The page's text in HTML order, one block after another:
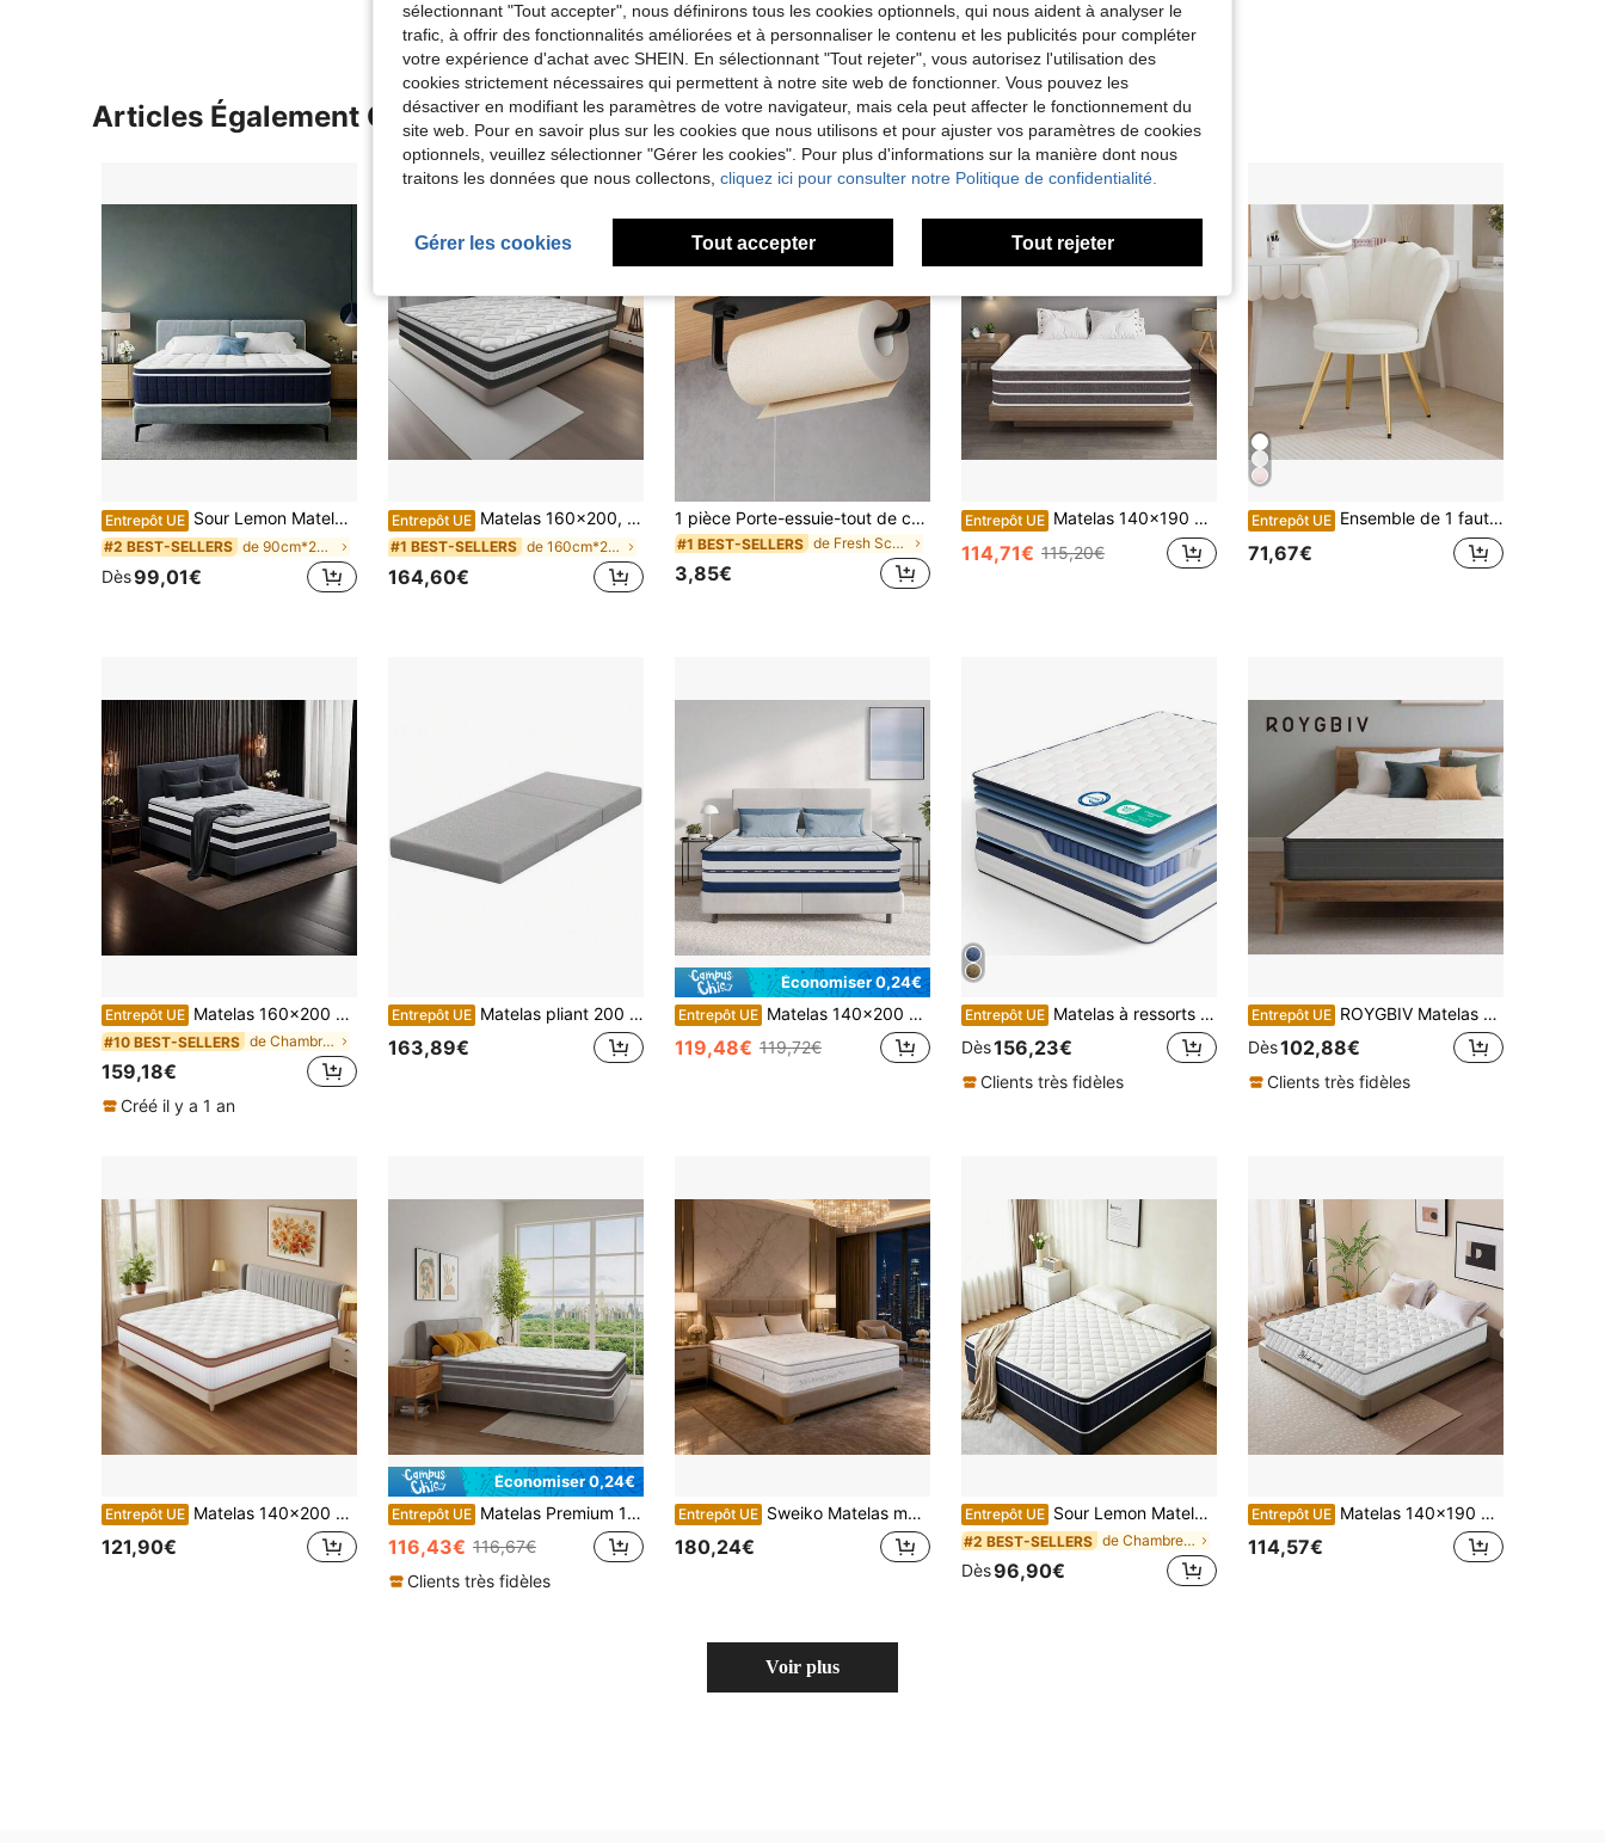
Articles Également Consultés
Entrepôt UE Sour Lemon Matelas 140x200 cm - Matelas à ressorts 25 cm | Respirant avec mousse à mémoire de forme | Antibactérien et anti-acariens | Prix abordable
#2 BEST-SELLERS de 90cm*200cm Meubles de chambre à coucher
Dès99,01€
Entrepôt UE Matelas 160x200, Matelas 2 Personnes, Ressorts Ensachés et Mousse à Mémoire de Forme, 8 Zones, Soutien Parfait, Ergonomique, Ép 28 cm
#1 BEST-SELLERS de 160cm*200cm Meubles de chambre à coucher
164,60€
1 pièce Porte-essuie-tout de cuisine moderne - Distributeur de rouleau suspendu sous le meuble, support de rangement vertical gain de place, design de montage mural auto-adhésif, structure en plastique durable, accessoire de salle de bain, convient pour un usage commercial et résidentiel, essentiel pour les petits appartements, minimaliste
#1 BEST-SELLERS de Fresh School Living Stockage de tissus
3,85€
Entrepôt UE Matelas 140x190 cm, Matelas à Ressorts Ensachés et à Mémoire de Forme, Épais 30 cm, 10 Zones Ergonomique, Certifié Oeko-Tex, Hypoallergénique, Respirant, Durable, Convient à Toutes les Saisons
114,71€ 115,20€
Entrepôt UE Ensemble de 1 fauteuil en velours coque en velours doux en velours avec pieds en métal doré pour salon, chambre, coiffeuse
71,67€
Entrepôt UE Matelas 160x200 Matelas de luxe 7 zones Matelas à ressorts Matelas grand confort avec couche de mousse - H3 Mi-ferme 26 cm de hauteur
#10 BEST-SELLERS de Chambre à coucher Matelas
159,18€
Créé il y a 1 an
Entrepôt UE Matelas pliant 200 x 90 cm, matelas pliable de 15 cm, matelas de sol portable avec housse lavable, certifié Oeko-Tex
163,89€
Économiser 0,24€
Entrepôt UE Matelas 140x200 cm, Epaisseur 30 cm, Matelas à Ressorts Ensachés, Mousse à Mémoire de Forme, Dureté Moyenne H3, Soutien 7 Zones, Respirant et Doux Pour la Peau
119,48€ 119,72€
Entrepôt UE Matelas à ressorts ensachés ROYGBIV MT03 25 cm H3, matelas orthopédique 7 zones ergonomique pour soulager les maux de dos, housse respirante avec protection des bords
Dès156,23€
Clients très fidèles
Entrepôt UE ROYGBIV Matelas à ressorts ensachés de 22 cm H3/H4 – Matelas 7 zones avec soutien ergonomique, housse respirante, soutien stable et certifié OEKO-TEX Standard 100
Dès102,88€
Clients très fidèles
Entrepôt UE Matelas 140x200 cm, Matelas à Ressorts Ensachés Hauteur 25 cm, Matelas Orthopédique 7 Zones Avec Mousse Confort, Tissu à Surface Douce, Matelas Pour Adultes
121,90€
Économiser 0,24€
Entrepôt UE Matelas Premium 140x190 (28 cm d'épaisseur) : mélange ressorts ensachés latex à mémoire de forme, ergonomique & maintien parfait pour un sommeil réparateur
116,43€ 116,67€
Clients très fidèles
Entrepôt UE Sweiko Matelas matelassé respirant mi-ferme de 140 x 200 cm, idéal pour les petits appartements, les chambres et les chambres d'amis, confortable et durable.
180,24€
Entrepôt UE Sour Lemon Matelas Citron Vert 90x200, 140x200 et 180x200 cm d'épaisseur (25 cm). Matelas orthopédique à ressorts ensachés 7 zones avec mousse confort haute qualité. Niveau de fermeté H4/H5. Soulage le dos. Certifié Oeko-Tex. Idéal pour chambre d'enfant ou chambre d'amis. Certifié Oeko-Tex et CertiPUR.
#2 BEST-SELLERS de Chambre à coucher Matelas
Dès96,90€
Entrepôt UE Matelas 140x190 cm, Matelas à Ressorts Ensachés et à Mémoire de Forme, Épais 28 cm, Hybride matelas, Ergonomique 10 Zones de Confort, H3 Moyenne Ferme, Soutien Parfait, Respirant
114,57€
Voir plus
sélectionnant "Tout accepter", nous définirons tous les cookies optionnels, qui nous aident à analyser le
trafic, à offrir des fonctionnalités améliorées et à personnaliser le contenu et les publicités pour compléter
votre expérience d'achat avec SHEIN. En sélectionnant "Tout rejeter", vous autorisez l'utilisation des
cookies strictement nécessaires qui permettent à notre site web de fonctionner. Vous pouvez les
désactiver en modifiant les paramètres de votre navigateur, mais cela peut affecter le fonctionnement du
site web. Pour en savoir plus sur les cookies que nous utilisons et pour ajuster vos paramètres de cookies
optionnels, veuillez sélectionner "Gérer les cookies". Pour plus d'informations sur la manière dont nous
traitons les données que nous collectons, cliquez ici pour consulter notre Politique de confidentialité.
Gérer les cookies Tout accepter Tout rejeter